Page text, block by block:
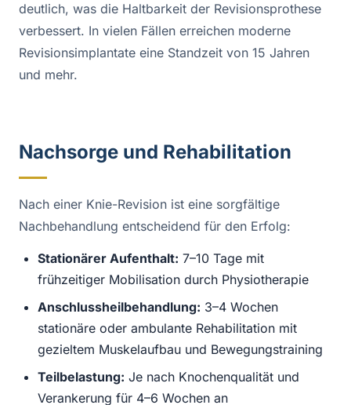
deutlich, was die Haltbarkeit der Revisionsprothese
verbessert. In vielen Fällen erreichen moderne
Revisionsimplantate eine Standzeit von 15 Jahren
und mehr.
Nachsorge und Rehabilitation
Nach einer Knie-Revision ist eine sorgfältige
Nachbehandlung entscheidend für den Erfolg:
Stationärer Aufenthalt: 7–10 Tage mit
frühzeitiger Mobilisation durch Physiotherapie
Anschlussheilbehandlung: 3–4 Wochen
stationäre oder ambulante Rehabilitation mit
gezieltem Muskelaufbau und Bewegungstraining
Teilbelastung: Je nach Knochenqualität und
Verankerung für 4–6 Wochen an